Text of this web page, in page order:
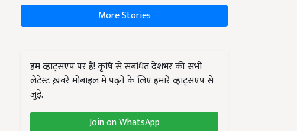
More Stories
हम व्हाट्सएप पर हैं! कृषि से संबंधित देशभर की सभी
लेटेस्ट ख़बरें मोबाइल में पढ़ने के लिए हमारे व्हाट्सएप से
जुड़ें.
Join on WhatsApp